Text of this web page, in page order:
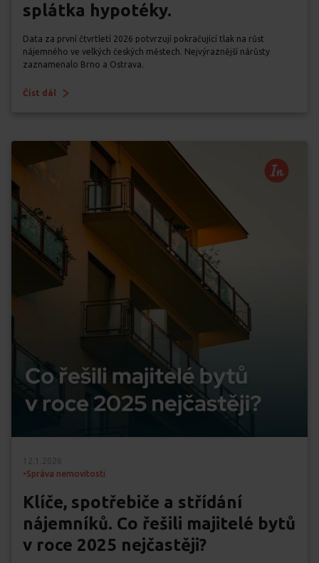
splátka hypotéky.
Data za první čtvrtletí 2026 potvrzují pokračující tlak na růst
nájemného ve velkých českých městech. Nejvýraznější nárůsty
zaznamenalo Brno a Ostrava.
Číst dál
12.1.2026
•Správa nemovitosti
Klíče, spotřebiče a střídání
nájemníků. Co řešili majitelé bytů
v roce 2025 nejčastěji?